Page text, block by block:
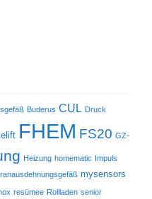
Buderus CUL Druck
FHEM FS20 GZ-
Heizung homematic
Impuls
mysensors
resümee Rollladen senior